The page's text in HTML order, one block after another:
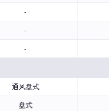
-
-
-
通风盘式
盘式